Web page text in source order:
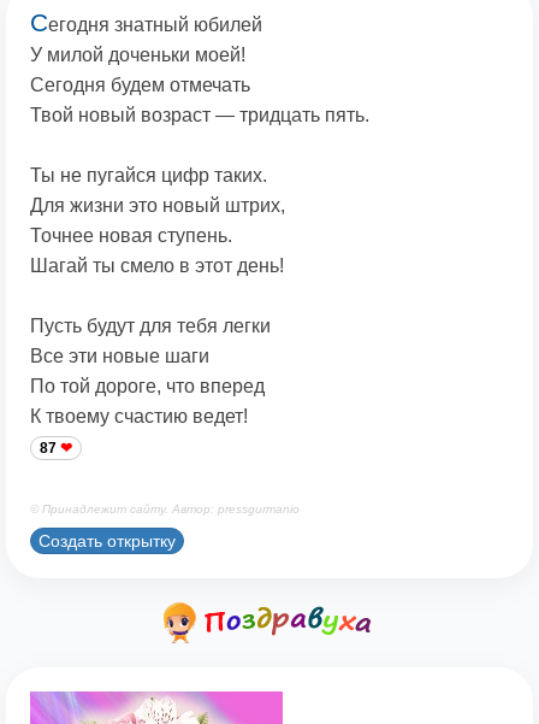
Сегодня знатный юбилей
У милой доченьки моей!
Сегодня будем отмечать
Твой новый возраст — тридцать пять.
Ты не пугайся цифр таких.
Для жизни это новый штрих,
Точнее новая ступень.
Шагай ты смело в этот день!
Пусть будут для тебя легки
Все эти новые шаги
По той дороге, что вперед
К твоему счастию ведет!
87
© Принадлежит сайту. Автор: pressgurmanio
Создать открытку